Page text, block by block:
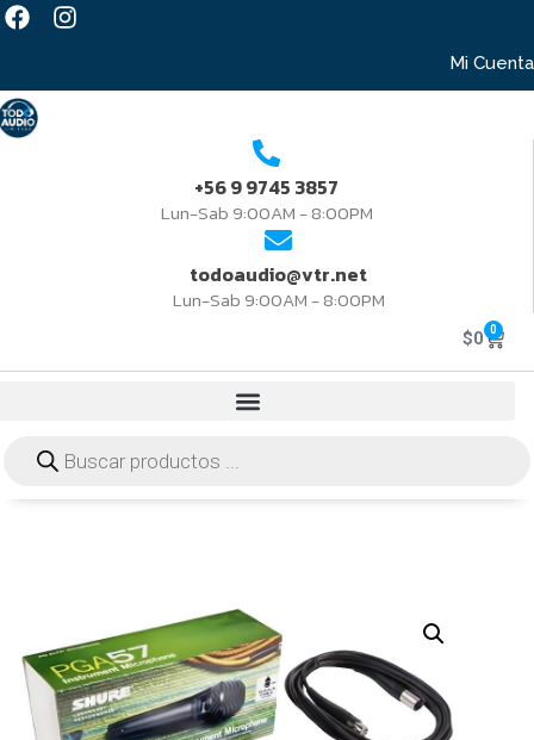
Mi Cuenta
+56 9 9745 3857
Lun-Sab 9:00AM - 8:00PM
todoaudio@vtr.net
Lun-Sab 9:00AM - 8:00PM
$0 0